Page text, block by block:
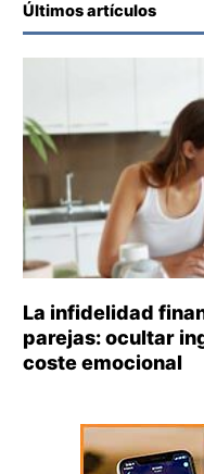
Últimos artículos
La infidelidad
parejas: ocultar
coste emocional